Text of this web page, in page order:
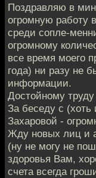
Поздравляю в
огромную работу
среди сопле-
огромному
все время моего
года) ни разу не
информации.
Достойному
За беседу с (хоть
Захаровой -
Жду новых лиц и
(ну не могу не
здоровья Вам,
счета всегда